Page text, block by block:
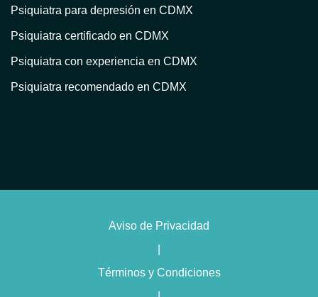
Psiquiatra para depresión en CDMX
Psiquiatra certificado en CDMX
Psiquiatra con experiencia en CDMX
Psiquiatra recomendado en CDMX
Psiquiatra con terapia en CDMX
Psiquiatra con terapia cognitivo conductual en CDMX
Psiquiatra especialista en insomnio en CDMX
Aviso de Privacidad
Términos y Condiciones